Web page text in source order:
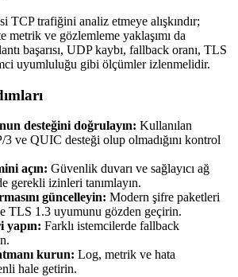
TCP trafiğini analiz etmeye alışkındır;
ve gözlemleme yaklaşımı da
başarısı, UDP kaybı, fallback oranı, TLS
uyumluluğu gibi ölçümler izlenmelidir.
desteğini doğrulayın: Kullanılan
3 ve QUIC desteği olup olmadığını kontrol
açın: Güvenlik duvarı ve sağlayıcı ağ
gerekli izinleri tanımlayın.
güncelleyin: Modern şifre paketleri
TLS 1.3 uyumunu gözden geçirin.
yapın: Farklı istemcilerde fallback
kurun: Log, metrik ve hata
hale getirin.